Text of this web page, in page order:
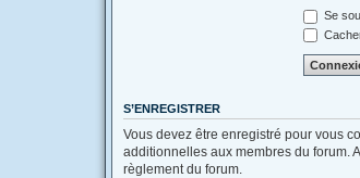
Se
S’ENREGISTRER
Vous devez être enregistré pour vous
additionnelles aux membres du forum.
règlement du forum.